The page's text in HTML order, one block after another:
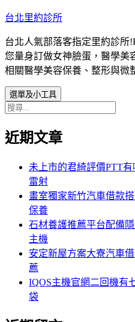
跳
主
要
內
容
台北里約診所
台北人氣部落客指定里約診所
您量身訂做女神臉蛋，醫學美
相關醫學美容保養、整形與微
選單及小工具
搜
關
近期文章
未上市的君綺評價PTT
雷射
畫室獨家新竹汽車借款
保養
石材養護推薦平台配備
主機
安定新屋方案大寮汽車
薦
IQOS主機官網二回機有
袋